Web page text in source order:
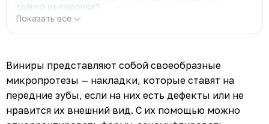
только на коронки?
Показать все
Виниры представляют собой своеобразные
микропротезы — накладки, которые ставят на
передние зубы, если на них есть дефекты или не
нравится их внешний вид. С их помощью можно